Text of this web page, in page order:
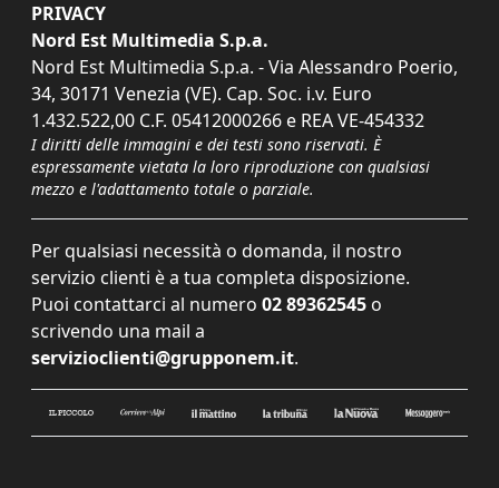
PRIVACY
Nord Est Multimedia S.p.a.
Nord Est Multimedia S.p.a. - Via Alessandro Poerio,
34, 30171 Venezia (VE). Cap. Soc. i.v. Euro
1.432.522,00 C.F. 05412000266 e REA VE-454332
I diritti delle immagini e dei testi sono riservati. È
espressamente vietata la loro riproduzione con qualsiasi
mezzo e l'adattamento totale o parziale.
Per qualsiasi necessità o domanda, il nostro
servizio clienti è a tua completa disposizione.
Puoi contattarci al numero 02 89362545 o
scrivendo una mail a
servizioclienti@grupponem.it.